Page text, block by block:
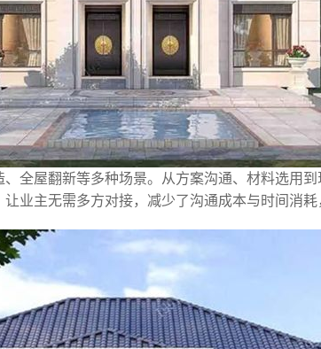
全屋翻新等多种场景。从方案沟通、材料选用
业主无需多方对接，减少了沟通成本与时间消耗